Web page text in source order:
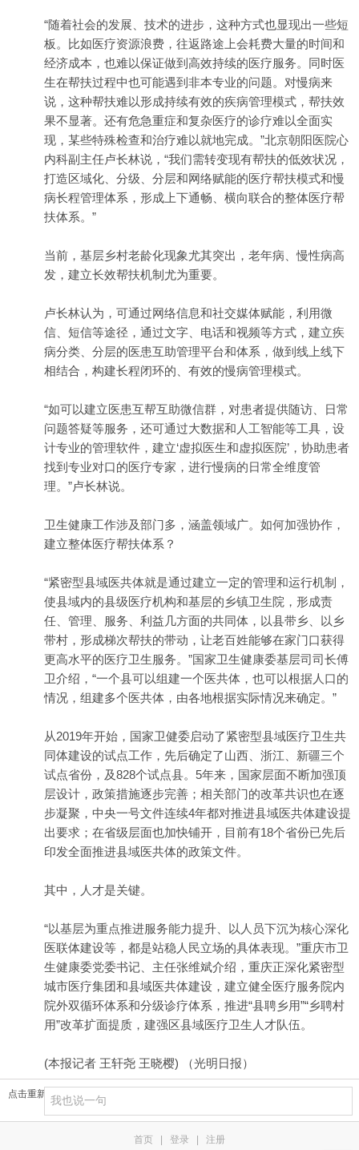
“随着社会的发展、技术的进步，这种方式也显现出一些短
板。比如医疗资源浪费，往返路途上会耗费大量的时间和
经济成本，也难以保证做到高效持续的医疗服务。同时医
生在帮扶过程中也可能遇到非本专业的问题。对慢病来
说，这种帮扶难以形成持续有效的疾病管理模式，帮扶效
果不显著。还有危急重症和复杂医疗的诊疗难以全面实
现，某些特殊检查和治疗难以就地完成。”北京朝阳医院心
内科副主任卢长林说，“我们需转变现有帮扶的低效状况，
打造区域化、分级、分层和网络赋能的医疗帮扶模式和慢
病长程管理体系，形成上下通畅、横向联合的整体医疗帮
扶体系。”
当前，基层乡村老龄化现象尤其突出，老年病、慢性病高
发，建立长效帮扶机制尤为重要。
卢长林认为，可通过网络信息和社交媒体赋能，利用微
信、短信等途径，通过文字、电话和视频等方式，建立疾
病分类、分层的医患互助管理平台和体系，做到线上线下
相结合，构建长程闭环的、有效的慢病管理模式。
“如可以建立医患互帮互助微信群，对患者提供随访、日常
问题答疑等服务，还可通过大数据和人工智能等工具，设
计专业的管理软件，建立‘虚拟医生和虚拟医院’，协助患者
找到专业对口的医疗专家，进行慢病的日常全维度管
理。”卢长林说。
卫生健康工作涉及部门多，涵盖领域广。如何加强协作，
建立整体医疗帮扶体系？
“紧密型县域医共体就是通过建立一定的管理和运行机制，
使县域内的县级医疗机构和基层的乡镇卫生院，形成责
任、管理、服务、利益几方面的共同体，以县带乡、以乡
带村，形成梯次帮扶的带动，让老百姓能够在家门口获得
更高水平的医疗卫生服务。”国家卫生健康委基层司司长傅
卫介绍，“一个县可以组建一个医共体，也可以根据人口的
情况，组建多个医共体，由各地根据实际情况来确定。”
从2019年开始，国家卫健委启动了紧密型县域医疗卫生共
同体建设的试点工作，先后确定了山西、浙江、新疆三个
试点省份，及828个试点县。5年来，国家层面不断加强顶
层设计，政策措施逐步完善；相关部门的改革共识也在逐
步凝聚，中央一号文件连续4年都对推进县域医共体建设提
出要求；在省级层面也加快铺开，目前有18个省份已先后
印发全面推进县域医共体的政策文件。
其中，人才是关键。
“以基层为重点推进服务能力提升、以人员下沉为核心深化
医联体建设等，都是站稳人民立场的具体表现。”重庆市卫
生健康委党委书记、主任张维斌介绍，重庆正深化紧密型
城市医疗集团和县域医共体建设，建立健全医疗服务院内
院外双循环体系和分级诊疗体系，推进“县聘乡用”“乡聘村
用”改革扩面提质，建强区县域医疗卫生人才队伍。
(本报记者 王轩尧 王晓樱) （光明日报）
点击重新加载
首页 登录 注册